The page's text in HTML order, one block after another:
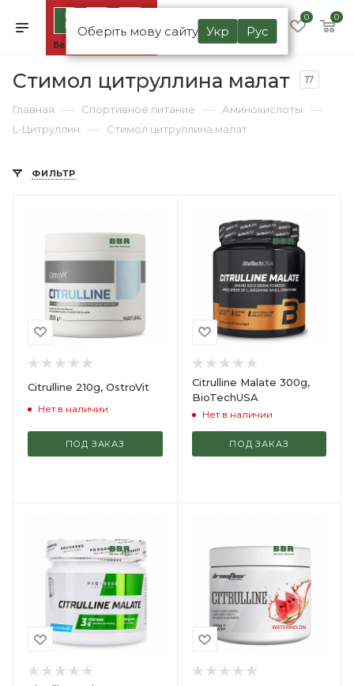
Оберіть мову сайту Укр Рус
0 0
Стимол цитруллина малат 17
Главная — Спортивное питание — Аминокислоты —
L-Цитруллин — Стимол цитруллина малат
ФИЛЬТР
Citrulline 210g, OstroVit
Нет в наличии
ПОД ЗАКАЗ
Citrulline Malate 300g,
BioTechUSA
Нет в наличии
ПОД ЗАКАЗ